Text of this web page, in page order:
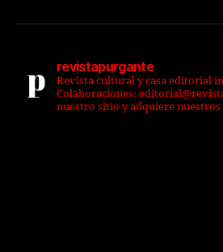
revistapurgante
Revista cultural y casa editorial
Colaboraciones:
nuestro sitio y adquiere